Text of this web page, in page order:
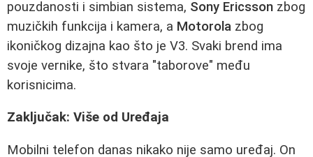
pouzdanosti i simbian sistema, Sony Ericsson zbog
muzičkih funkcija i kamera, a Motorola zbog
ikoničkog dizajna kao što je V3. Svaki brend ima
svoje vernike, što stvara "taborove" među
korisnicima.
Zaključak: Više od Uređaja
Mobilni telefon danas nikako nije samo uređaj. On